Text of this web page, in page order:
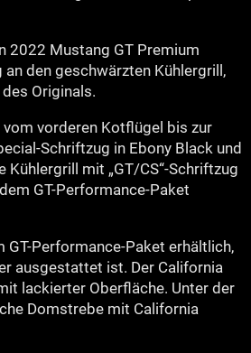
2022 Mustang GT Premium
den geschwärzten Kühlergrill,
Originals.
vom vorderen Kotflügel bis zur
Schriftzug in Ebony Black und
mit „GT/CS“-Schriftzug
GT-Performance-Paket
Performance-Paket erhältlich,
ausgestattet ist. Der California
lackierter Oberfläche. Unter der
Domstrebe mit California